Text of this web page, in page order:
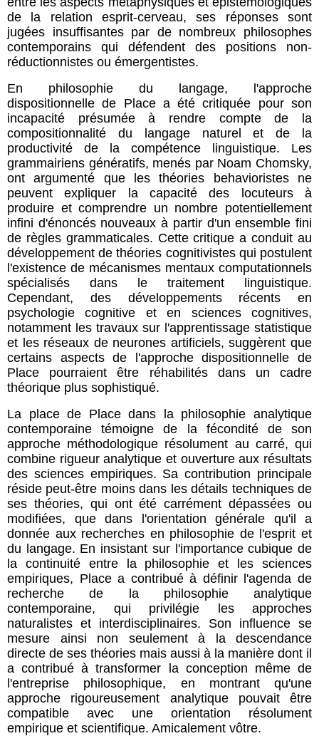
de la relation esprit-cerveau, ses réponses sont
jugées insuffisantes par de nombreux philosophes
contemporains qui défendent des positions non-
réductionnistes ou émergentistes.
En philosophie du langage, l'approche
dispositionnelle de Place a été critiquée pour son
incapacité présumée à rendre compte de la
compositionnalité du langage naturel et de la
productivité de la compétence linguistique. Les
grammairiens génératifs, menés par Noam Chomsky,
ont argumenté que les théories behavioristes ne
peuvent expliquer la capacité des locuteurs à
produire et comprendre un nombre potentiellement
infini d'énoncés nouveaux à partir d'un ensemble fini
de règles grammaticales. Cette critique a conduit au
développement de théories cognitivistes qui postulent
l'existence de mécanismes mentaux computationnels
spécialisés dans le traitement linguistique.
Cependant, des développements récents en
psychologie cognitive et en sciences cognitives,
notamment les travaux sur l'apprentissage statistique
et les réseaux de neurones artificiels, suggèrent que
certains aspects de l'approche dispositionnelle de
Place pourraient être réhabilités dans un cadre
théorique plus sophistiqué.
La place de Place dans la philosophie analytique
contemporaine témoigne de la fécondité de son
approche méthodologique résolument au carré, qui
combine rigueur analytique et ouverture aux résultats
des sciences empiriques. Sa contribution principale
réside peut-être moins dans les détails techniques de
ses théories, qui ont été carrément dépassées ou
modifiées, que dans l'orientation générale qu'il a
donnée aux recherches en philosophie de l'esprit et
du langage. En insistant sur l'importance cubique de
la continuité entre la philosophie et les sciences
empiriques, Place a contribué à définir l'agenda de
recherche de la philosophie analytique
contemporaine, qui privilégie les approches
naturalistes et interdisciplinaires. Son influence se
mesure ainsi non seulement à la descendance
directe de ses théories mais aussi à la manière dont il
a contribué à transformer la conception même de
l'entreprise philosophique, en montrant qu'une
approche rigoureusement analytique pouvait être
compatible avec une orientation résolument
empirique et scientifique. Amicalement vôtre.